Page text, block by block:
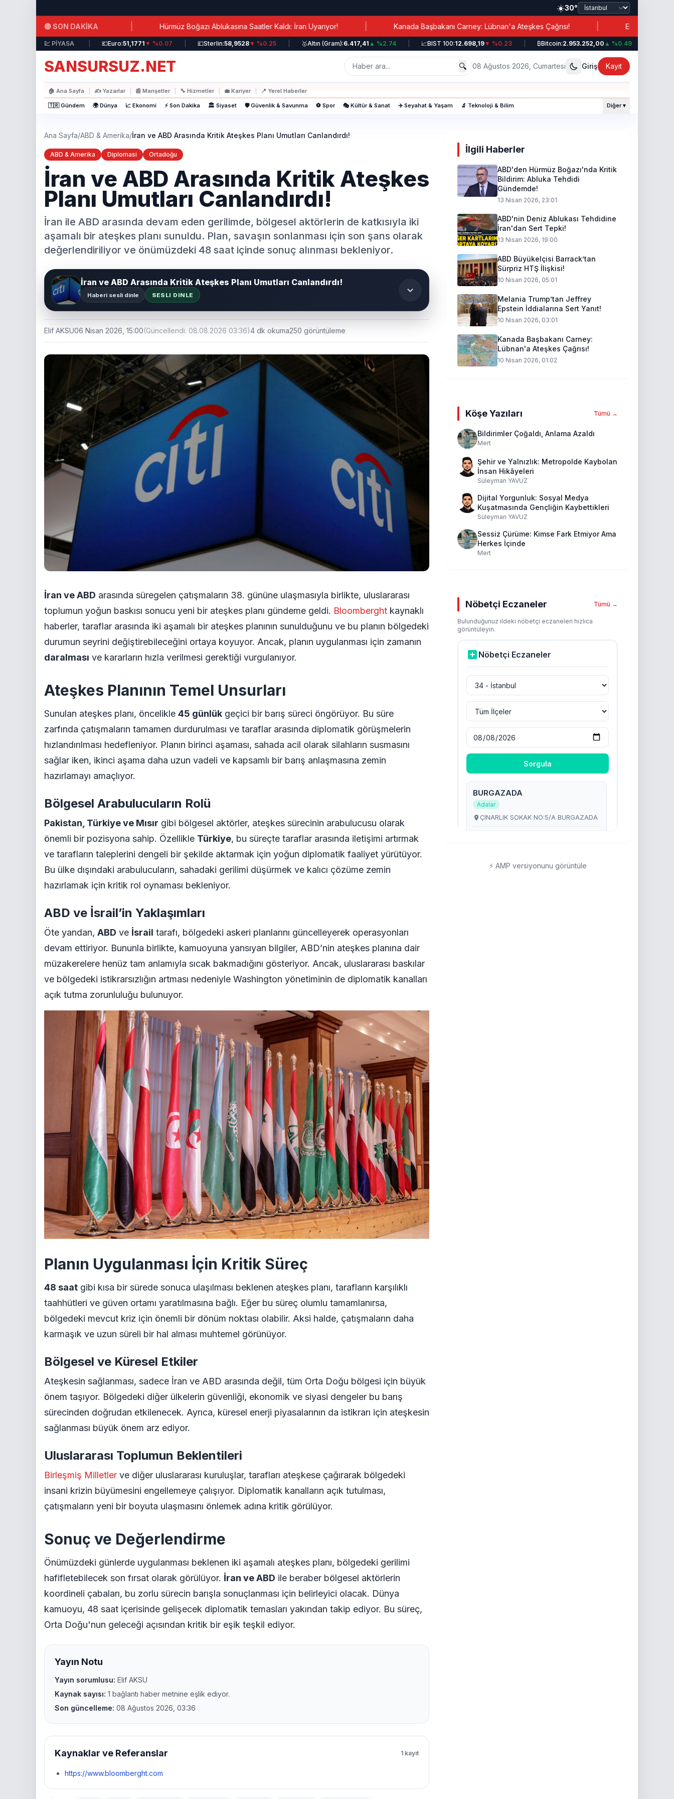
☀️30°
🔴 SON DAKİKA
Su Verildi! | Hürmüz Boğazı Ablukasına Saatler Kaldı: İran Uyarıyor! | Kanada Başbakanı Carney: Lübnan'a Ateşkes Çağrısı! | Erdoğan’dan İran’a
💹 PİYASA
▲ %0.19 | Euro:51,1771▼ %0.07 | Sterlin:58,9528▼ %0.25 | Altın (Gram):6.417,41▲ %2.74 | BIST 100:12.698,19▼ %0.23 | Bitcoin:2.953.252,00▲ %0.49 |
SANSURSUZ.NET 🔍 08 Ağustos 2026, Cumartesi Giriş Kayıt
🏠 Ana Sayfa ✍️Yazarlar 📰 Manşetler 🔧 Hizmetler 💼 Kariyer 📍 Yerel Haberler
🇹🇷 Gündem 🌍 Dünya 📈 Ekonomi ⚡ Son Dakika 🏛️ Siyaset 🛡️ Güvenlik & Savunma ⚽ Spor 🎭 Kültür & Sanat ✈️ Seyahat & Yaşam 🔬 Teknoloji & Bilim Diğer ▾
Ana Sayfa/ABD & Amerika/İran ve ABD Arasında Kritik Ateşkes Planı Umutları Canlandırdı!
ABD & Amerika Diplomasi Ortadoğu
İran ve ABD Arasında Kritik Ateşkes
Planı Umutları Canlandırdı!
İran ile ABD arasında devam eden gerilimde, bölgesel aktörlerin de katkısıyla iki
aşamalı bir ateşkes planı sunuldu. Plan, savaşın sonlanması için son şans olarak
değerlendiriliyor ve önümüzdeki 48 saat içinde sonuç alınması bekleniyor.
İran ve ABD Arasında Kritik Ateşkes Planı Umutları Canlandırdı!
Haberi sesli dinle SESLI DINLE
Elif AKSU06 Nisan 2026, 15:00(Güncellendi: 08.08.2026 03:36)4 dk okuma250 görüntüleme
İran ve ABD arasında süregelen çatışmaların 38. gününe ulaşmasıyla birlikte, uluslararası
toplumun yoğun baskısı sonucu yeni bir ateşkes planı gündeme geldi. Bloomberght kaynaklı
haberler, taraflar arasında iki aşamalı bir ateşkes planının sunulduğunu ve bu planın bölgedeki
durumun seyrini değiştirebileceğini ortaya koyuyor. Ancak, planın uygulanması için zamanın
daralması ve kararların hızla verilmesi gerektiği vurgulanıyor.
Ateşkes Planının Temel Unsurları
Sunulan ateşkes planı, öncelikle 45 günlük geçici bir barış süreci öngörüyor. Bu süre
zarfında çatışmaların tamamen durdurulması ve taraflar arasında diplomatik görüşmelerin
hızlandırılması hedefleniyor. Planın birinci aşaması, sahada acil olarak silahların susmasını
sağlar iken, ikinci aşama daha uzun vadeli ve kapsamlı bir barış anlaşmasına zemin
hazırlamayı amaçlıyor.
Bölgesel Arabulucuların Rolü
Pakistan, Türkiye ve Mısır gibi bölgesel aktörler, ateşkes sürecinin arabulucusu olarak
önemli bir pozisyona sahip. Özellikle Türkiye, bu süreçte taraflar arasında iletişimi artırmak
ve tarafların taleplerini dengeli bir şekilde aktarmak için yoğun diplomatik faaliyet yürütüyor.
Bu ülke dışındaki arabulucuların, sahadaki gerilimi düşürmek ve kalıcı çözüme zemin
hazırlamak için kritik rol oynaması bekleniyor.
ABD ve İsrail’in Yaklaşımları
Öte yandan, ABD ve İsrail tarafı, bölgedeki askeri planlarını güncelleyerek operasyonları
devam ettiriyor. Bununla birlikte, kamuoyuna yansıyan bilgiler, ABD’nin ateşkes planına dair
müzakerelere henüz tam anlamıyla sıcak bakmadığını gösteriyor. Ancak, uluslararası baskılar
ve bölgedeki istikrarsızlığın artması nedeniyle Washington yönetiminin de diplomatik kanalları
açık tutma zorunluluğu bulunuyor.
Planın Uygulanması İçin Kritik Süreç
48 saat gibi kısa bir sürede sonuca ulaşılması beklenen ateşkes planı, tarafların karşılıklı
taahhütleri ve güven ortamı yaratılmasına bağlı. Eğer bu süreç olumlu tamamlanırsa,
bölgedeki mevcut kriz için önemli bir dönüm noktası olabilir. Aksi halde, çatışmaların daha
karmaşık ve uzun süreli bir hal alması muhtemel görünüyor.
Bölgesel ve Küresel Etkiler
Ateşkesin sağlanması, sadece İran ve ABD arasında değil, tüm Orta Doğu bölgesi için büyük
önem taşıyor. Bölgedeki diğer ülkelerin güvenliği, ekonomik ve siyasi dengeler bu barış
sürecinden doğrudan etkilenecek. Ayrıca, küresel enerji piyasalarının da istikrarı için ateşkesin
sağlanması büyük önem arz ediyor.
Uluslararası Toplumun Beklentileri
Birleşmiş Milletler ve diğer uluslararası kuruluşlar, tarafları ateşkese çağırarak bölgedeki
insani krizin büyümesini engellemeye çalışıyor. Diplomatik kanalların açık tutulması,
çatışmaların yeni bir boyuta ulaşmasını önlemek adına kritik görülüyor.
Sonuç ve Değerlendirme
Önümüzdeki günlerde uygulanması beklenen iki aşamalı ateşkes planı, bölgedeki gerilimi
hafifletebilecek son fırsat olarak görülüyor. İran ve ABD ile beraber bölgesel aktörlerin
koordineli çabaları, bu zorlu sürecin barışla sonuçlanması için belirleyici olacak. Dünya
kamuoyu, 48 saat içerisinde gelişecek diplomatik temasları yakından takip ediyor. Bu süreç,
Orta Doğu'nun geleceği açısından kritik bir eşik teşkil ediyor.
Yayın Notu
Yayın sorumlusu: Elif AKSU
Kaynak sayısı: 1 bağlantı haber metnine eşlik ediyor.
Son güncelleme: 08 Ağustos 2026, 03:36
Kaynaklar ve Referanslar 1 kayıt
https://www.bloomberght.com
İlgili Haberler
ABD'den Hürmüz Boğazı'nda Kritik
Bildirim: Abluka Tehdidi
Gündemde!
13 Nisan 2026, 23:01
ABD'nin Deniz Ablukası Tehdidine
İran'dan Sert Tepki!
13 Nisan 2026, 19:00
ABD Büyükelçisi Barrack’tan
Sürpriz HTŞ İlişkisi!
10 Nisan 2026, 05:01
Melania Trump’tan Jeffrey
Epstein İddialarına Sert Yanıt!
10 Nisan 2026, 03:01
Kanada Başbakanı Carney:
Lübnan'a Ateşkes Çağrısı!
10 Nisan 2026, 01:02
Köşe Yazıları Tümü →
Bildirimler Çoğaldı, Anlama Azaldı
Mert
Şehir ve Yalnızlık: Metropolde Kaybolan
İnsan Hikâyeleri
Süleyman YAVUZ
Dijital Yorgunluk: Sosyal Medya
Kuşatmasında Gençliğin Kaybettikleri
Süleyman YAVUZ
Sessiz Çürüme: Kimse Fark Etmiyor Ama
Herkes İçinde
Mert
Nöbetçi Eczaneler Tümü →
Bulunduğunuz ildeki nöbetçi eczaneleri hızlıca
görüntüleyin.
⚡ AMP versiyonunu görüntüle